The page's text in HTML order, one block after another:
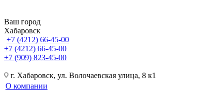
Ваш город
Хабаровск
+7 (4212) 66-45-00
+7 (4212) 66-45-00
+7 (909) 823-45-00
г. Хабаровск, ул. Волочаевская улица, 8 к1
О компании